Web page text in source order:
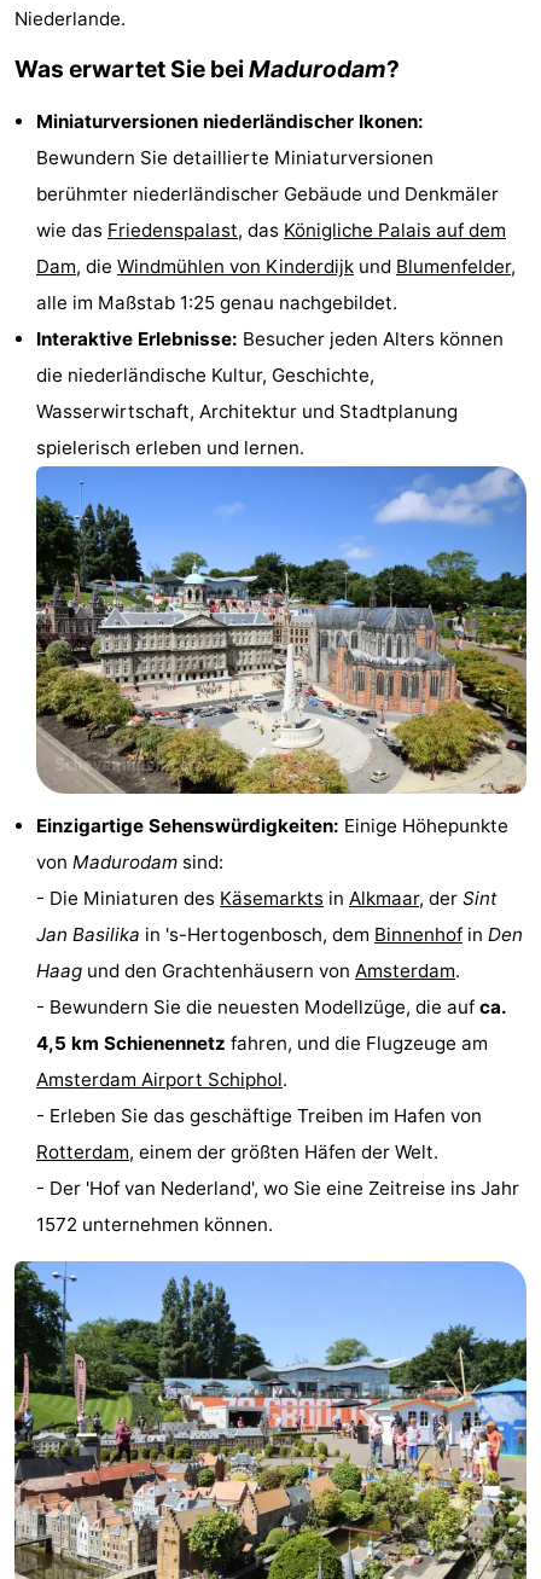
Zentren
Dörfer
Städte
Natur
Sport
Schwimmbader
Radfahren
Wandern
Reiten
Golfplatze
Surfen
Sportangeln
Essen
und
Veranstaltungen
Forum
Route
Parken
Reisebuchshop
Medizin
Adressen
Region
Nordholland
Natur
Schoorlse
Duinen
-
Bergen
aan
Zee
-
Bergen
-
Alkmaar
-
Egmond
aan
-
Noordhollands
-
Niederlande.
Was erwartet Sie bei Madurodam?
Miniaturversionen niederländischer Ikonen:
Bewundern Sie detaillierte Miniaturversionen
berühmter niederländischer Gebäude und Denkmäler
wie das Friedenspalast, das Königliche Palais auf dem
Dam, die Windmühlen von Kinderdijk und Blumenfelder,
alle im Maßstab 1:25 genau nachgebildet.
Interaktive Erlebnisse: Besucher jeden Alters können
die niederländische Kultur, Geschichte,
Wasserwirtschaft, Architektur und Stadtplanung
spielerisch erleben und lernen.
Einzigartige Sehenswürdigkeiten: Einige Höhepunkte
von Madurodam sind:
- Die Miniaturen des Käsemarkts in Alkmaar, der Sint
Jan Basilika in 's-Hertogenbosch, dem Binnenhof in Den
Haag und den Grachtenhäusern von Amsterdam.
- Bewundern Sie die neuesten Modellzüge, die auf ca.
4,5 km Schienennetz fahren, und die Flugzeuge am
Amsterdam Airport Schiphol.
- Erleben Sie das geschäftige Treiben im Hafen von
Rotterdam, einem der größten Häfen der Welt.
- Der 'Hof van Nederland', wo Sie eine Zeitreise ins Jahr
1572 unternehmen können.